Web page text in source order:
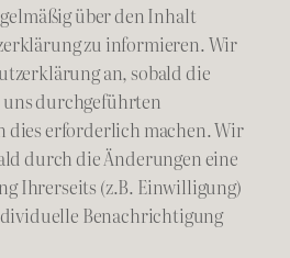
über den Inhalt
zu informieren. Wir
an, sobald die
durchgeführten
dies erforderlich machen. Wir
durch die Änderungen eine
Ihrerseits (z.B. Einwilligung)
Benachrichtigung